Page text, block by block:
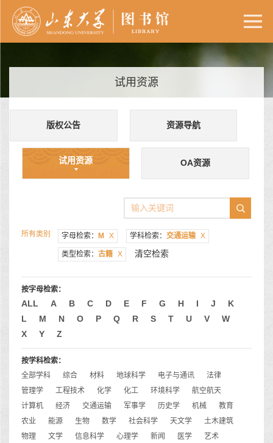
试用资源
版权公告 资源导航
试用资源 OA资源
所有类别 字母检索： M X 学科检索： 交通运输 X
类型检索： 古籍 X 清空检索
按字母检索：
ALL A B C D E F G H I J
K
L
M N O P Q R S T U V
W
X
Y Z
按学科检索：
全部学科
综合 材料 地球科学 电子与通讯
法律
管理学
工程技术 化学 化工 环境科学
航空航天
计算机
经济 交通运输 军事学 历史学 机械
教育
农业
能源 生物 数学 社会科学 天文学
土木建筑
物理
文学 信息科学 心理学 新闻 医学
艺术